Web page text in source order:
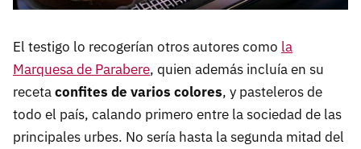
El testigo lo recogerían otros autores como la
Marquesa de Parabere, quien además incluía en su
recetaconfites de varios colores, y pasteleros de
todo el país, calando primero entre la sociedad de las
principales urbes. No sería hasta la segunda mitad del